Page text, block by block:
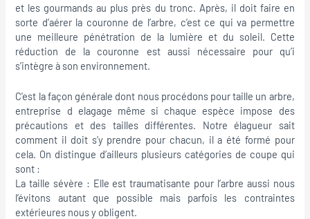
et les gourmands au plus près du tronc. Après, il doit faire en
sorte d’aérer la couronne de l’arbre, c’est ce qui va permettre
une meilleure pénétration de la lumière et du soleil. Cette
réduction de la couronne est aussi nécessaire pour qu’i
s’intègre à son environnement.
C’est la façon générale dont nous procédons pour taille un arbre,
entreprise d elagage même si chaque espèce impose des
précautions et des tailles différentes. Notre élagueur sait
comment il doit s’y prendre pour chacun, il a été formé pour
cela. On distingue d’ailleurs plusieurs catégories de coupe qui
sont :
La taille sévère : Elle est traumatisante pour l’arbre aussi nous
l’évitons autant que possible mais parfois les contraintes
extérieures nous y obligent.